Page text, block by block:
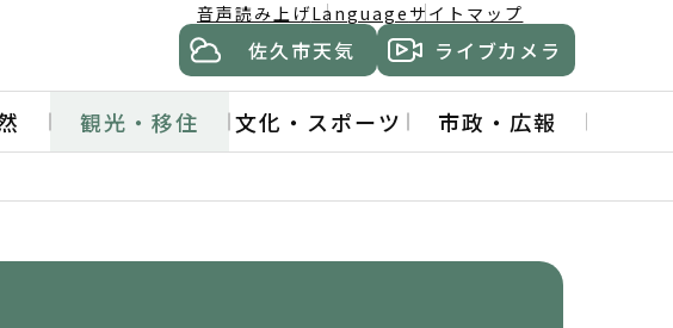
音声読み上げLanguage サイトマップ
佐久市天気 ライブカメラ
観光・移住 文化・スポーツ 市政・広報